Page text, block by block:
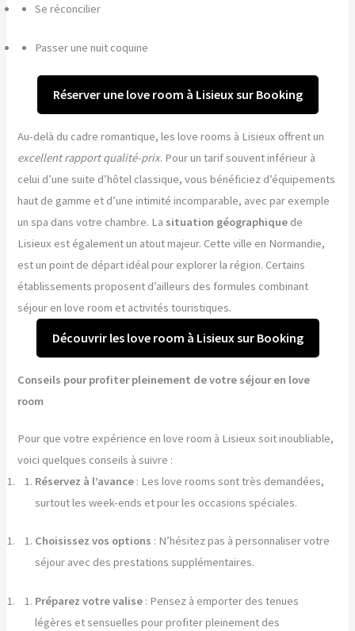
Se réconcilier
Passer une nuit coquine
Réserver une love room à Lisieux sur Booking
Au-delà du cadre romantique, les love rooms à Lisieux offrent un
excellent rapport qualité-prix. Pour un tarif souvent inférieur à
celui d’une suite d’hôtel classique, vous bénéficiez d’équipements
haut de gamme et d’une intimité incomparable, avec par exemple
un spa dans votre chambre. La situation géographique de
Lisieux est également un atout majeur. Cette ville en Normandie,
est un point de départ idéal pour explorer la région. Certains
établissements proposent d’ailleurs des formules combinant
séjour en love room et activités touristiques.
Découvrir les love room à Lisieux sur Booking
Conseils pour profiter pleinement de votre séjour en love
room
Pour que votre expérience en love room à Lisieux soit inoubliable,
voici quelques conseils à suivre :
Réservez à l’avance : Les love rooms sont très demandées,
surtout les week-ends et pour les occasions spéciales.
Choisissez vos options : N’hésitez pas à personnaliser votre
séjour avec des prestations supplémentaires.
Préparez votre valise : Pensez à emporter des tenues
légères et sensuelles pour profiter pleinement des